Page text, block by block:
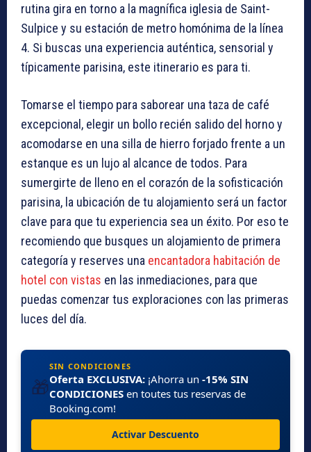
rutina gira en torno a la magnífica iglesia de Saint-
Sulpice y su estación de metro homónima de la línea
4. Si buscas una experiencia auténtica, sensorial y
típicamente parisina, este itinerario es para ti.
Tomarse el tiempo para saborear una taza de café
excepcional, elegir un bollo recién salido del horno y
acomodarse en una silla de hierro forjado frente a un
estanque es un lujo al alcance de todos. Para
sumergirte de lleno en el corazón de la sofisticación
parisina, la ubicación de tu alojamiento será un factor
clave para que tu experiencia sea un éxito. Por eso te
recomiendo que busques un alojamiento de primera
categoría y reserves una encantadora habitación de
hotel con vistas en las inmediaciones, para que
puedas comenzar tus exploraciones con las primeras
luces del día.
🎁
SIN CONDICIONES
Oferta EXCLUSIVA: ¡Ahorra un -15% SIN
CONDICIONES en toutes tus reservas de
Booking.com!
Activar Descuento